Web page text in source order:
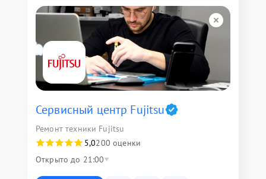
Сервисный центр Fujitsu
Ремонт техники Fujitsu
5,0200 оценки
Открыто до 21:00